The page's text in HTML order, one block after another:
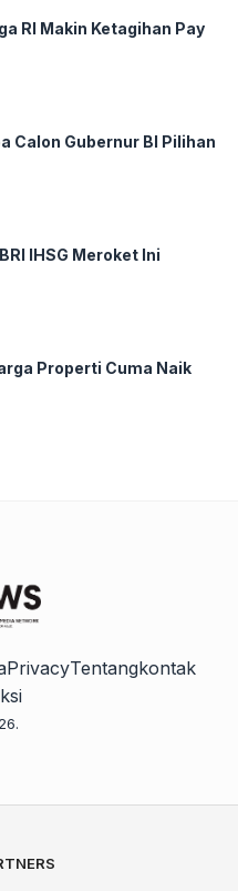
RI Makin Ketagihan Pay
Calon Gubernur BI Pilihan
IHSG Meroket Ini
Properti Cuma Naik
PrivacyTentangkontak